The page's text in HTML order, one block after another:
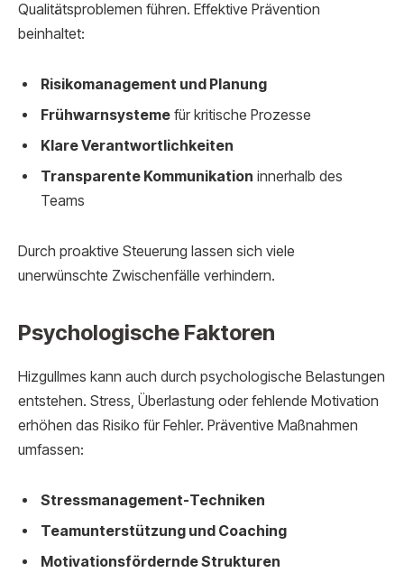
Qualitätsproblemen führen. Effektive Prävention
beinhaltet:
Risikomanagement und Planung
Frühwarnsysteme für kritische Prozesse
Klare Verantwortlichkeiten
Transparente Kommunikation innerhalb des
Teams
Durch proaktive Steuerung lassen sich viele
unerwünschte Zwischenfälle verhindern.
Psychologische Faktoren
Hizgullmes kann auch durch psychologische Belastungen
entstehen. Stress, Überlastung oder fehlende Motivation
erhöhen das Risiko für Fehler. Präventive Maßnahmen
umfassen:
Stressmanagement-Techniken
Teamunterstützung und Coaching
Motivationsfördernde Strukturen